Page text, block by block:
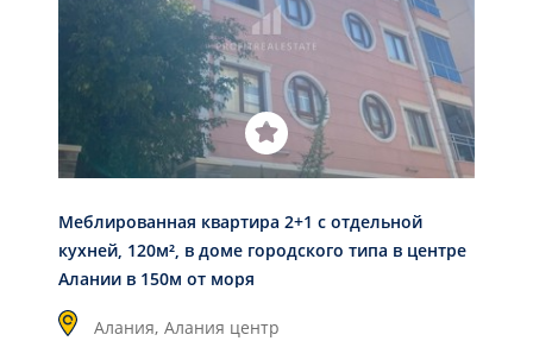
Меблированная квартира 2+1 с отдельной
кухней, 120м², в доме городского типа в центре
Алании в 150м от моря
Алания, Алания центр